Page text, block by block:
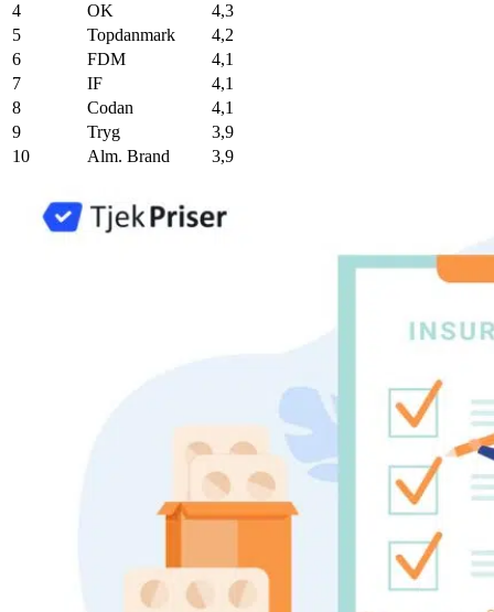
4
OK
4,3
5
Topdanmark
4,2
6
FDM
4,1
7
IF
4,1
8
Codan
4,1
9
Tryg
3,9
10
Alm. Brand 3,9